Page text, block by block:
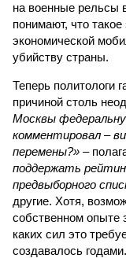
на военные рельсы
понимают, что
экономической
убийству страны.
Теперь политологи
причиной столь
Москвы
комментировал –
перемены?» –
поддержать
предвыборного
другие. Хотя,
собственном опыте
каких сил это
создавалось